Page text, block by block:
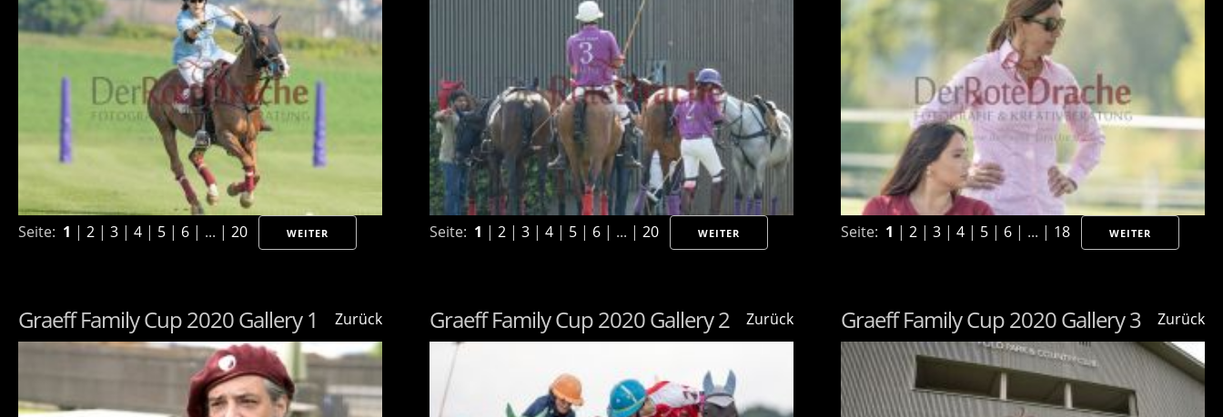
Seite: 1 | 2 | 3 | 4 | 5 | 6 | ... | 20 WEITER Seite: 1 |2 |3 |4 | 5 | 6 | ... |20 WEITER Seite: 1 |2 |3 |4 | 5 | 6 | ... | 18 WEITER
Zurück
Graeff Family Cup 2020 Gallery 1 Zurück
Graeff Family Cup 2020 Gallery 2 Zurück
Graeff Family Cup 2020 Gallery 3